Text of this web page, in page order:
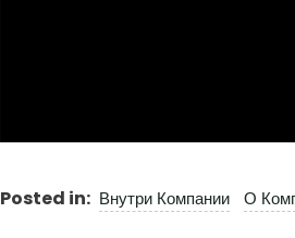
Posted in: Внутри Компании О